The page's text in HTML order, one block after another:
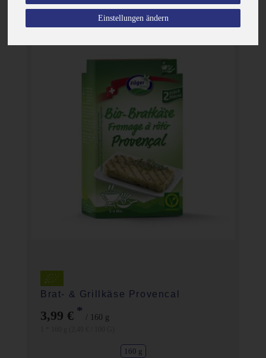
Einstellungen ändern
Brat- & Grillkäse Provencal
3,99 € * / 160 g
160 g